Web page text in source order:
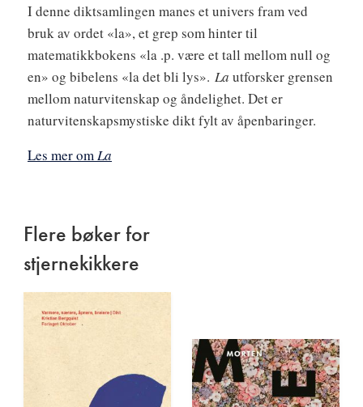
I denne diktsamlingen manes et univers fram ved
bruk av ordet «la», et grep som hinter til
matematikkbokens «la .p. være et tall mellom null og
en» og bibelens «la det bli lys». La utforsker grensen
mellom naturvitenskap og åndelighet. Det er
naturvitenskapsmystiske dikt fylt av åpenbaringer.
Les mer omLa
Flere bøker for
stjernekikkere